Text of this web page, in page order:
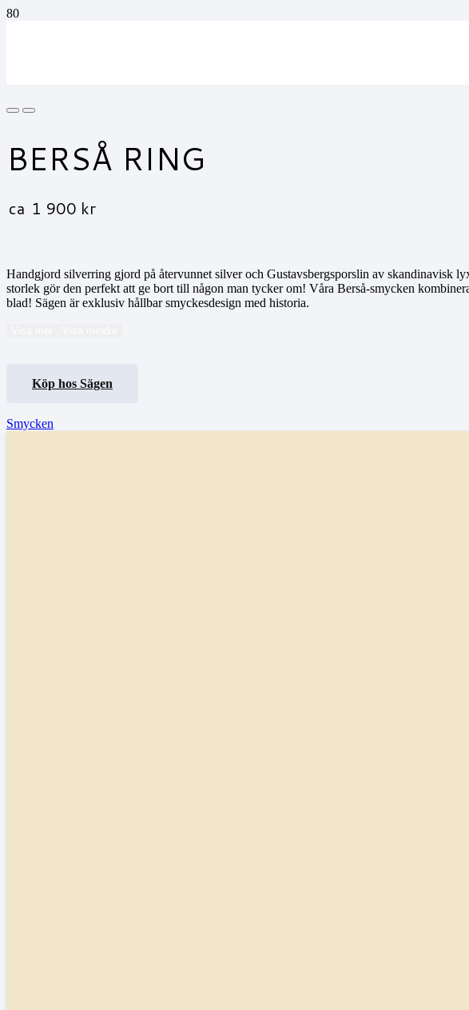
BERSÅ RING
ca 1 900 kr
Handgjord silverring gjord på återvunnet silver och Gustavsbergsporslin av skandinavisk
storlek gör den perfekt att ge bort till någon man tycker om! Våra Berså-smycken
blad! Sägen är exklusiv hållbar smyckesdesign med historia.
Köp hos Sägen
Smycken